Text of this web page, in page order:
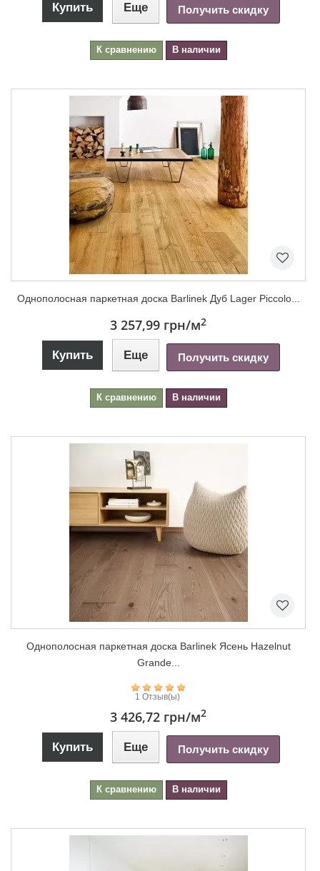
Купить Еще Получить скидку
К сравнению В наличии
Однополосная паркетная доска Barlinek Дуб Lager Piccolo...
3 257,99 грн/м2
Купить Еще Получить скидку
К сравнению В наличии
Однополосная паркетная доска Barlinek Ясень Hazelnut
Grande...
1 Отзыв(ы)
3 426,72 грн/м2
Купить Еще Получить скидку
К сравнению В наличии